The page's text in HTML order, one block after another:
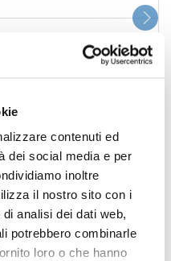
contenuti ed
dei social media e per
inoltre
il nostro sito con i
analisi dei dati web,
potrebbero combinarle
loro o che hanno